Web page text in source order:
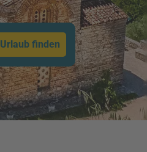
Urlaub finden